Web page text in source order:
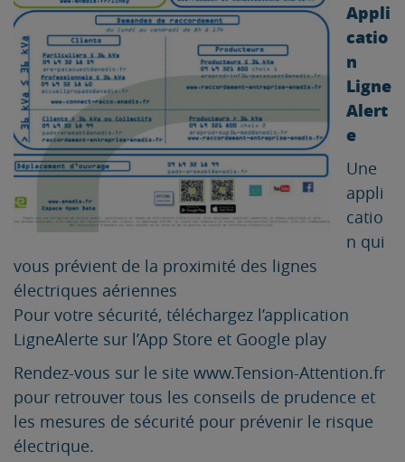
Appli
catio
n
Ligne
Alert
e
Une
appli
catio
n qui
vous prévient de la proximité des lignes
électriques aériennes
Pour votre sécurité, téléchargez l’application
LigneAlerte sur l’App Store et Google play
Rendez-vous sur le site www.Tension-Attention.fr
pour retrouver tous les conseils de prudence et
les mesures de sécurité pour prévenir le risque
électrique.